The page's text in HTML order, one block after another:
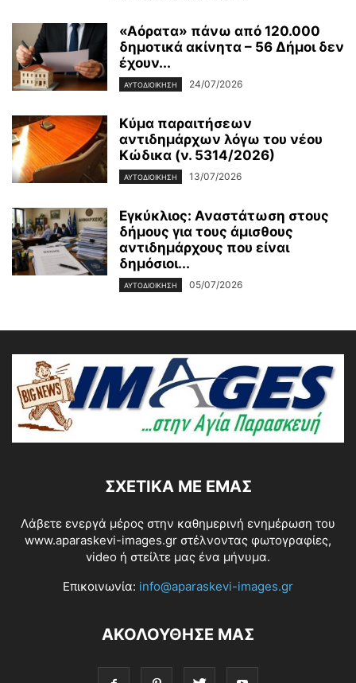
«Αόρατα» πάνω από 120.000
δημοτικά ακίνητα – 56 Δήμοι δεν
έχουν...
ΑΥΤΟΔΙΟΙΚΗΣΗ 24/07/2026
Κύμα παραιτήσεων
αντιδημάρχων λόγω του νέου
Κώδικα (ν. 5314/2026)
ΑΥΤΟΔΙΟΙΚΗΣΗ 13/07/2026
Εγκύκλιος: Αναστάτωση στους
δήμους για τους άμισθους
αντιδημάρχους που είναι
δημόσιοι...
ΑΥΤΟΔΙΟΙΚΗΣΗ 05/07/2026
ΣΧΕΤΙΚΆ ΜΕ ΕΜΆΣ
Λάβετε ενεργά μέρος στην καθημερινή ενημέρωση του
www.aparaskevi-images.gr στέλνοντας φωτογραφίες,
video ή στείλτε μας ένα μήνυμα.
Επικοινωνία: info@aparaskevi-images.gr
ΑΚΟΛΟΥΘΗΣΕ ΜΑΣ